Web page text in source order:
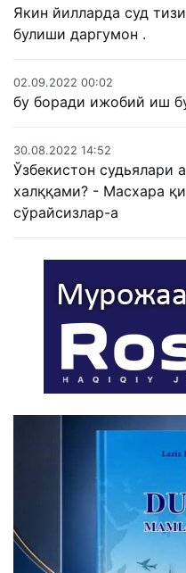
Якин йилларда суд
булиши даргумон .
02.09.2022 00:02
бу боради ижобий иш
30.08.2022 14:52
Ўзбекистон судьялари
халққами? - Масхара
сўрайсизлар-а